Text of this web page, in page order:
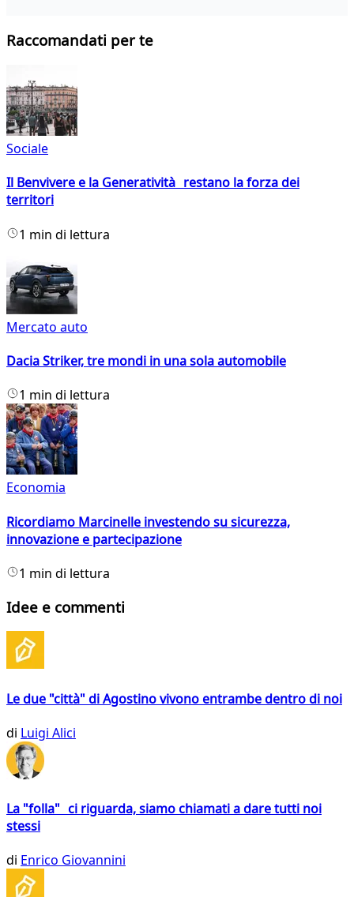
Raccomandati per te
Sociale
Il Benvivere e la Generatività restano la forza dei
territori
1 min di lettura
Mercato auto
Dacia Striker, tre mondi in una sola automobile
1 min di lettura
Economia
Ricordiamo Marcinelle investendo su sicurezza,
innovazione e partecipazione
1 min di lettura
Idee e commenti
Le due "città" di Agostino vivono entrambe dentro di noi
di Luigi Alici
La "folla" ci riguarda, siamo chiamati a dare tutti noi
stessi
di Enrico Giovannini